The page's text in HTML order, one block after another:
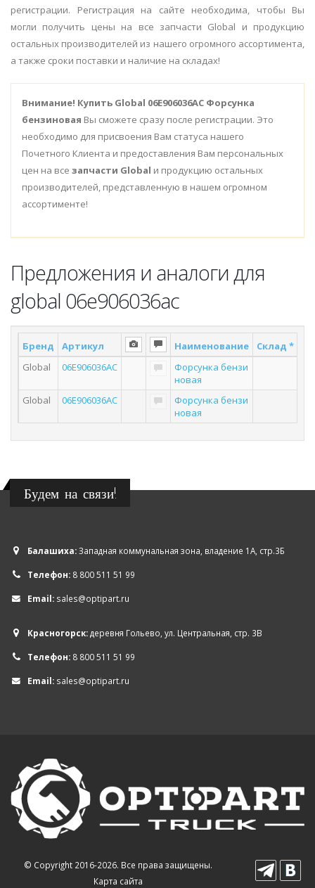
регистрации. Регистрация на сайте необходима, чтобы Вы
могли получить цены на все запчасти Global и продукцию
остальных производителей из нашего огромного ассортимента,
а также сроки поставки и наличие на складах!
Внимание! Купить Global 06E906036AC Форсунка
бензиновая Вы сможете сразу после регистрации. Это
необходимо для присвоения Вам статуса нашего
Почетного Клиента и предоставления Вам персональных
цен на все запчасти Global и продукцию остальных
производителей, представленную в нашем огромном
ассортименте!
Предложения и аналоги для
global 06e906036ac
Бренд Артикул Наименование Склад *
Global
06E906036AC
Форсунка бензи
новая
Global
06E906036AC
Форсунка бензи
новая
Будем на связи!
Балашиха:Западная коммунальная зона, владение 1А, стр.3Б
Телефон: 8 800 511 51 99
Email: sales@optipart.ru
Красногорск:деревня Гольево, ул. Центральная, стр. 3В
Телефон: 8 800 511 51 99
Email: sales@optipart.ru
© Copyright 2016-2026. Все права защищены.
Карта сайта